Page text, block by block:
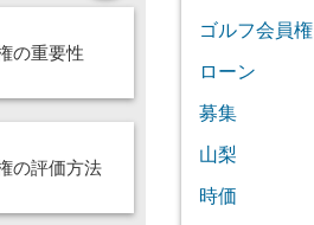
の重要性
の評価方法
ゴルフ会員権
ローン
募集
山梨
時価